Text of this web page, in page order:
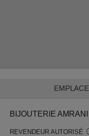
BIJOUTERIE AMRANI
REVENDEUR AUTORISÉ